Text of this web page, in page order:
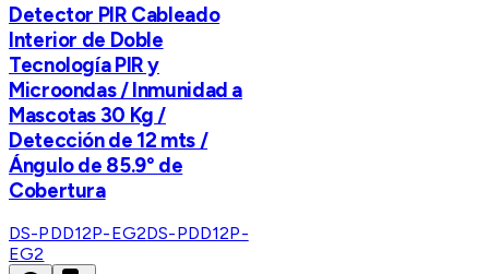
Detector PIR Cableado
Interior de Doble
Tecnología PIR y
Microondas / Inmunidad a
Mascotas 30 Kg /
Detección de 12 mts /
Ángulo de 85.9° de
Cobertura
DS-PDD12P-EG2DS-PDD12P-
EG2